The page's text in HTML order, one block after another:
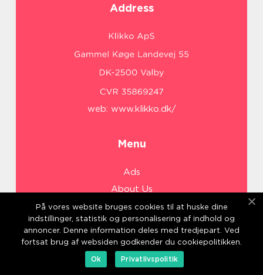
Address
web: www.klikko.dk/
Menu
Ads
About Us
Cookies
Contact
Sitemap
På vores website bruges cookies til at huske dine
indstillinger, statistik og personalisering af indhold og
annoncer. Denne information deles med tredjepart. Ved
fortsat brug af websiden godkender du cookiepolitikken.
Ok
Privatlivspolitik